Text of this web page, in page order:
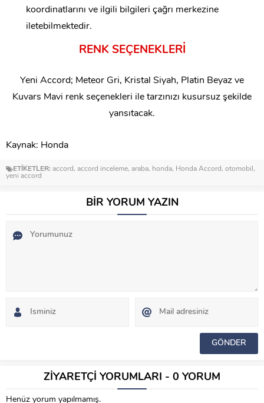
koordinatlarını ve ilgili bilgileri çağrı merkezine
iletebilmektedir.
RENK SEÇENEKLERİ
Yeni Accord; Meteor Gri, Kristal Siyah, Platin Beyaz ve
Kuvars Mavi renk seçenekleri ile tarzınızı kusursuz şekilde
yansıtacak.
Kaynak: Honda
ETİKETLER: accord , accord inceleme, araba, honda, Honda Accord , otomobil ,
yeni accord
BİR YORUM YAZIN
ZİYARETÇİ YORUMLARI - 0 YORUM
Henüz yorum yapılmamış.